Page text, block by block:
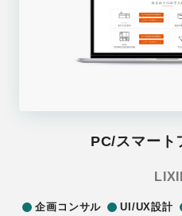
PC/スマート
企画コンサル UI/UX設計